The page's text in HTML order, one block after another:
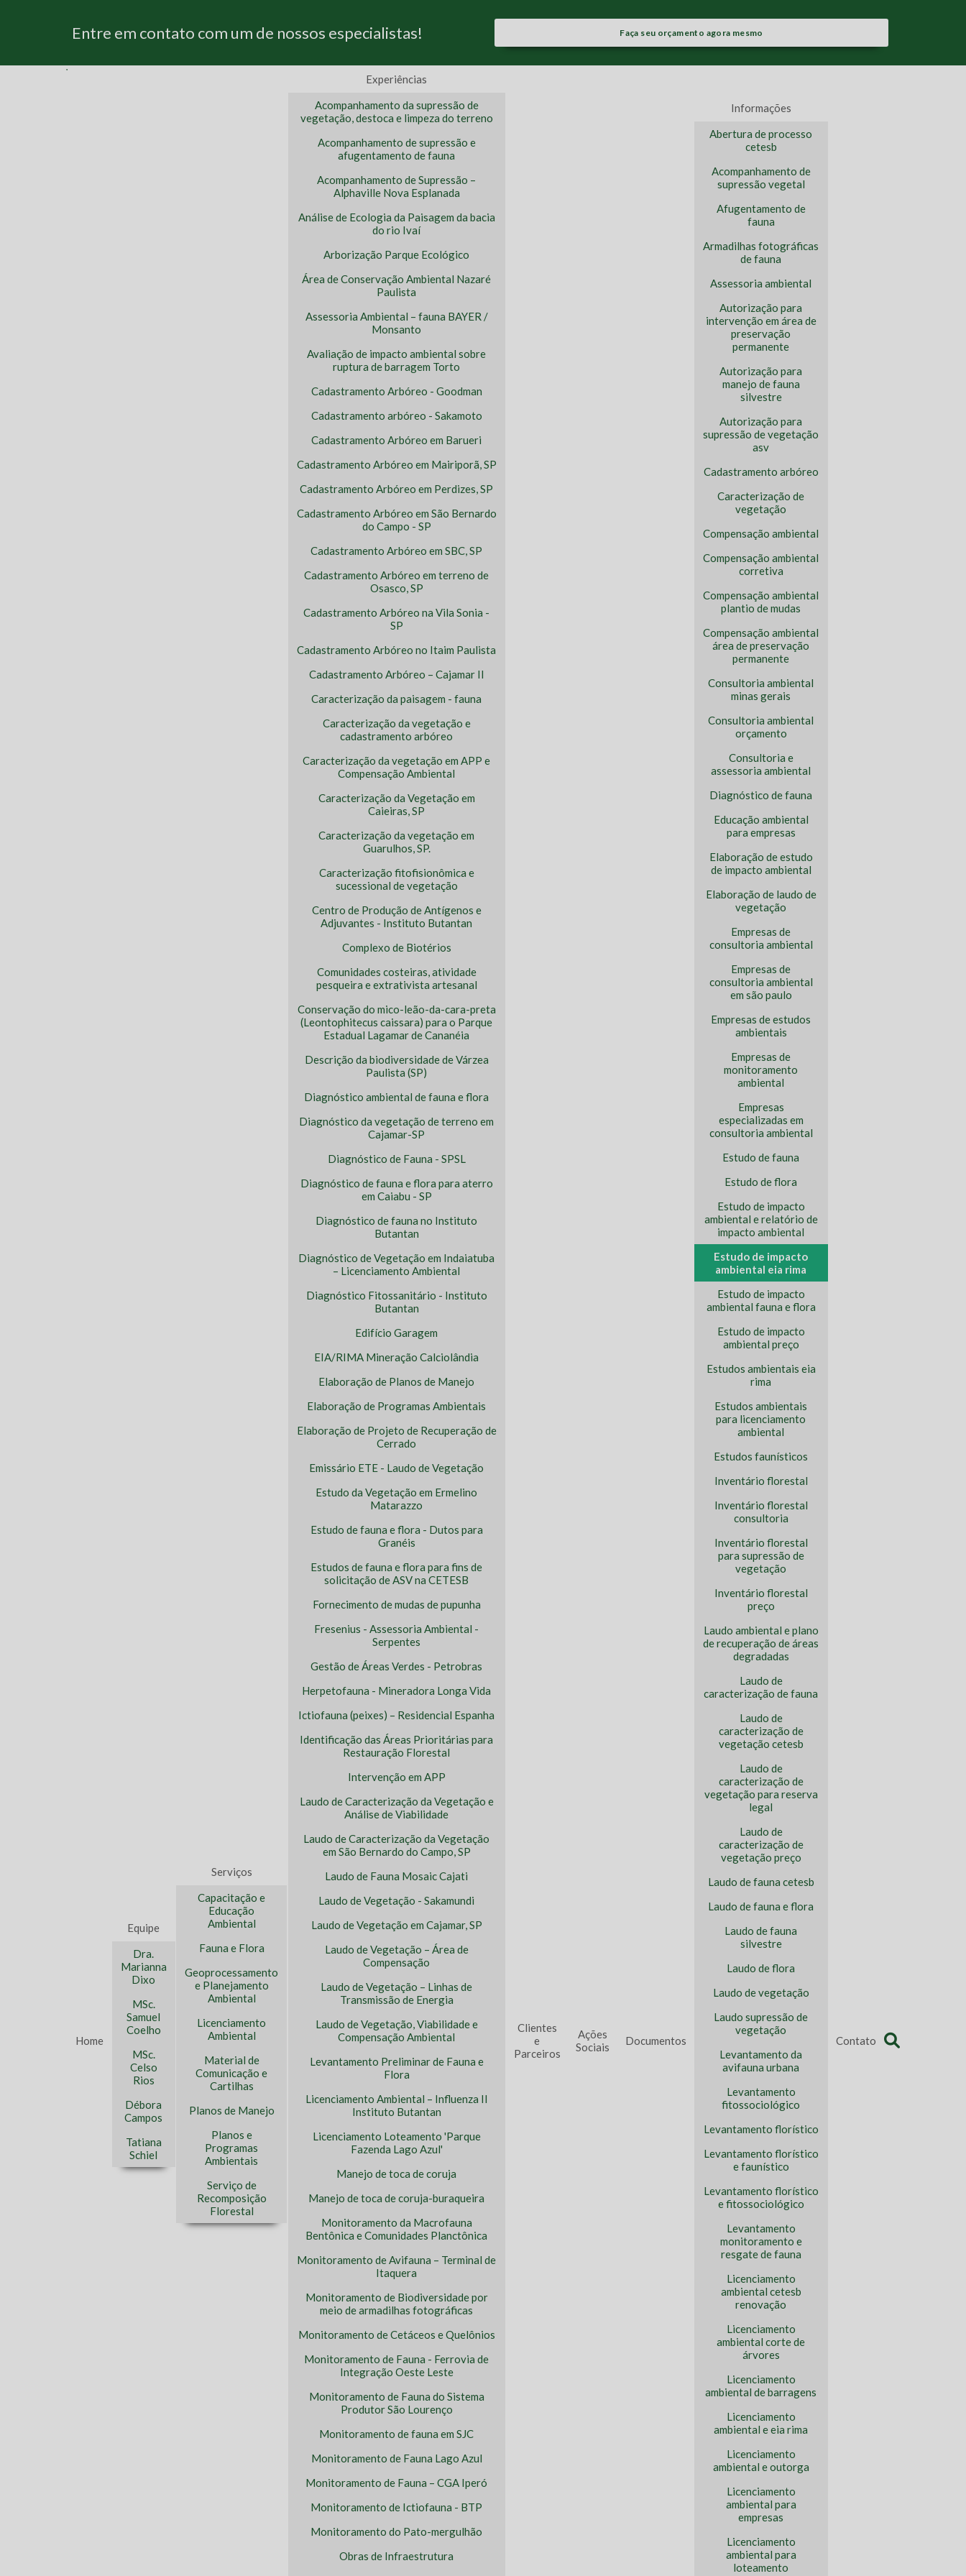
Entre em contato com um de nossos especialistas! Faça seu orçamento agora mesmo
Home
Equipe
Dra.
Marianna
Dixo
MSc.
Samuel
Coelho
MSc.
Celso
Rios
Débora
Campos
Tatiana
Schiel
Serviços
Capacitação e
Educação
Ambiental
Fauna e Flora
Geoprocessamento
e Planejamento
Ambiental
Licenciamento
Ambiental
Material de
Comunicação e
Cartilhas
Planos de Manejo
Planos e
Programas
Ambientais
Serviço de
Recomposição
Florestal
Experiências
Acompanhamento da supressão de
vegetação, destoca e limpeza do terreno
Acompanhamento de supressão e
afugentamento de fauna
Acompanhamento de Supressão –
Alphaville Nova Esplanada
Análise de Ecologia da Paisagem da bacia
do rio Ivaí
Arborização Parque Ecológico
Área de Conservação Ambiental Nazaré
Paulista
Assessoria Ambiental – fauna BAYER /
Monsanto
Avaliação de impacto ambiental sobre
ruptura de barragem Torto
Cadastramento Arbóreo - Goodman
Cadastramento arbóreo - Sakamoto
Cadastramento Arbóreo em Barueri
Cadastramento Arbóreo em Mairiporã, SP
Cadastramento Arbóreo em Perdizes, SP
Cadastramento Arbóreo em São Bernardo
do Campo - SP
Cadastramento Arbóreo em SBC, SP
Cadastramento Arbóreo em terreno de
Osasco, SP
Cadastramento Arbóreo na Vila Sonia -
SP
Cadastramento Arbóreo no Itaim Paulista
Cadastramento Arbóreo – Cajamar II
Caracterização da paisagem - fauna
Caracterização da vegetação e
cadastramento arbóreo
Caracterização da vegetação em APP e
Compensação Ambiental
Caracterização da Vegetação em
Caieiras, SP
Caracterização da vegetação em
Guarulhos, SP.
Caracterização fitofisionômica e
sucessional de vegetação
Centro de Produção de Antígenos e
Adjuvantes - Instituto Butantan
Complexo de Biotérios
Comunidades costeiras, atividade
pesqueira e extrativista artesanal
Conservação do mico-leão-da-cara-preta
(Leontophitecus caissara) para o Parque
Estadual Lagamar de Cananéia
Descrição da biodiversidade de Várzea
Paulista (SP)
Diagnóstico ambiental de fauna e flora
Diagnóstico da vegetação de terreno em
Cajamar-SP
Diagnóstico de Fauna - SPSL
Diagnóstico de fauna e flora para aterro
em Caiabu - SP
Diagnóstico de fauna no Instituto
Butantan
Diagnóstico de Vegetação em Indaiatuba
– Licenciamento Ambiental
Diagnóstico Fitossanitário - Instituto
Butantan
Edifício Garagem
EIA/RIMA Mineração Calciolândia
Elaboração de Planos de Manejo
Elaboração de Programas Ambientais
Elaboração de Projeto de Recuperação de
Cerrado
Emissário ETE - Laudo de Vegetação
Estudo da Vegetação em Ermelino
Matarazzo
Estudo de fauna e flora - Dutos para
Granéis
Estudos de fauna e flora para fins de
solicitação de ASV na CETESB
Fornecimento de mudas de pupunha
Fresenius - Assessoria Ambiental -
Serpentes
Gestão de Áreas Verdes - Petrobras
Herpetofauna - Mineradora Longa Vida
Ictiofauna (peixes) – Residencial Espanha
Identificação das Áreas Prioritárias para
Restauração Florestal
Intervenção em APP
Laudo de Caracterização da Vegetação e
Análise de Viabilidade
Laudo de Caracterização da Vegetação
em São Bernardo do Campo, SP
Laudo de Fauna Mosaic Cajati
Laudo de Vegetação - Sakamundi
Laudo de Vegetação em Cajamar, SP
Laudo de Vegetação – Área de
Compensação
Laudo de Vegetação – Linhas de
Transmissão de Energia
Laudo de Vegetação, Viabilidade e
Compensação Ambiental
Levantamento Preliminar de Fauna e
Flora
Licenciamento Ambiental – Influenza II
Instituto Butantan
Licenciamento Loteamento 'Parque
Fazenda Lago Azul'
Manejo de toca de coruja
Manejo de toca de coruja-buraqueira
Monitoramento da Macrofauna
Bentônica e Comunidades Planctônica
Monitoramento de Avifauna – Terminal de
Itaquera
Monitoramento de Biodiversidade por
meio de armadilhas fotográficas
Monitoramento de Cetáceos e Quelônios
Monitoramento de Fauna - Ferrovia de
Integração Oeste Leste
Monitoramento de Fauna do Sistema
Produtor São Lourenço
Monitoramento de fauna em SJC
Monitoramento de Fauna Lago Azul
Monitoramento de Fauna – CGA Iperó
Monitoramento de Ictiofauna - BTP
Monitoramento do Pato-mergulhão
Obras de Infraestrutura
Clientes
e
Parceiros
Ações
Sociais
Documentos
Informações
Abertura de processo
cetesb
Acompanhamento de
supressão vegetal
Afugentamento de
fauna
Armadilhas fotográficas
de fauna
Assessoria ambiental
Autorização para
intervenção em área de
preservação
permanente
Autorização para
manejo de fauna
silvestre
Autorização para
supressão de vegetação
asv
Cadastramento arbóreo
Caracterização de
vegetação
Compensação ambiental
Compensação ambiental
corretiva
Compensação ambiental
plantio de mudas
Compensação ambiental
área de preservação
permanente
Consultoria ambiental
minas gerais
Consultoria ambiental
orçamento
Consultoria e
assessoria ambiental
Diagnóstico de fauna
Educação ambiental
para empresas
Elaboração de estudo
de impacto ambiental
Elaboração de laudo de
vegetação
Empresas de
consultoria ambiental
Empresas de
consultoria ambiental
em são paulo
Empresas de estudos
ambientais
Empresas de
monitoramento
ambiental
Empresas
especializadas em
consultoria ambiental
Estudo de fauna
Estudo de flora
Estudo de impacto
ambiental e relatório de
impacto ambiental
Estudo de impacto
ambiental eia rima
Estudo de impacto
ambiental fauna e flora
Estudo de impacto
ambiental preço
Estudos ambientais eia
rima
Estudos ambientais
para licenciamento
ambiental
Estudos faunísticos
Inventário florestal
Inventário florestal
consultoria
Inventário florestal
para supressão de
vegetação
Inventário florestal
preço
Laudo ambiental e plano
de recuperação de áreas
degradadas
Laudo de
caracterização de fauna
Laudo de
caracterização de
vegetação cetesb
Laudo de
caracterização de
vegetação para reserva
legal
Laudo de
caracterização de
vegetação preço
Laudo de fauna cetesb
Laudo de fauna e flora
Laudo de fauna
silvestre
Laudo de flora
Laudo de vegetação
Laudo supressão de
vegetação
Levantamento da
avifauna urbana
Levantamento
fitossociológico
Levantamento florístico
Levantamento florístico
e faunístico
Levantamento florístico
e fitossociológico
Levantamento
monitoramento e
resgate de fauna
Licenciamento
ambiental cetesb
renovação
Licenciamento
ambiental corte de
árvores
Licenciamento
ambiental de barragens
Licenciamento
ambiental e eia rima
Licenciamento
ambiental e outorga
Licenciamento
ambiental para
empresas
Licenciamento
ambiental para
loteamento
Contato